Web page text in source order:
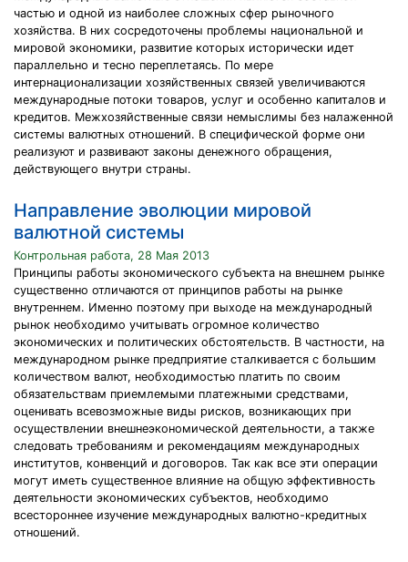
частью и одной из наиболее сложных сфер рыночного
хозяйства. В них сосредоточены проблемы национальной и
мировой экономики, развитие которых исторически идет
параллельно и тесно переплетаясь. По мере
интернационализации хозяйственных связей увеличиваются
международные потоки товаров, услуг и особенно капиталов и
кредитов. Межхозяйственные связи немыслимы без налаженной
системы валютных отношений. В специфической форме они
реализуют и развивают законы денежного обращения,
действующего внутри страны.
Направление эволюции мировой
валютной системы
Контрольная работа, 28 Мая 2013
Принципы работы экономического субъекта на внешнем рынке
существенно отличаются от принципов работы на рынке
внутреннем. Именно поэтому при выходе на международный
рынок необходимо учитывать огромное количество
экономических и политических обстоятельств. В частности, на
международном рынке предприятие сталкивается с большим
количеством валют, необходимостью платить по своим
обязательствам приемлемыми платежными средствами,
оценивать всевозможные виды рисков, возникающих при
осуществлении внешнеэкономической деятельности, а также
следовать требованиям и рекомендациям международных
институтов, конвенций и договоров. Так как все эти операции
могут иметь существенное влияние на общую эффективность
деятельности экономических субъектов, необходимо
всестороннее изучение международных валютно-кредитных
отношений.